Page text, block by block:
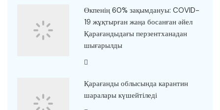
Өкпенің 60% зақымдануы: COVID-
19 жұқтырған жаңа босанған әйел
Қарағандыдағы перзентханадан
шығарылды
Қарағанды облысында карантин
шаралары күшейтіледі